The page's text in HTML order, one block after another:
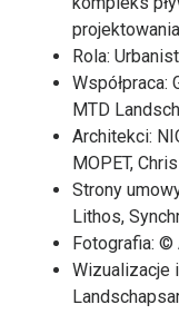
Rola:
Współpraca:
MTD
Architekci:
MOPET,
Strony
Lithos,
Fotografia: ©
Wizualizacje